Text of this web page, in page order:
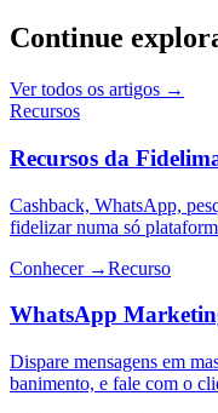
Continue
Ver todos os artigos →
Recursos
Recursos da
Cashback, WhatsApp,
fidelizar numa só
Conhecer →Recurso
WhatsApp
Dispare mensagens em
banimento, e fale com o